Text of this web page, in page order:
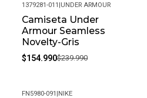
-35%
1379281-011 |UNDER ARMOUR
Camiseta Under
Armour Seamless
Novelty-Gris
$154.990$239.990
FN5980-091 |NIKE